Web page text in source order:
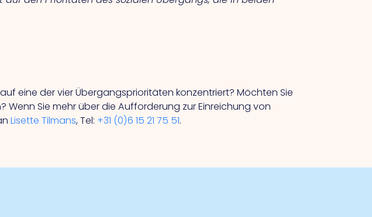
eine der vier Übergangsprioritäten konzentriert? Möchten Sie
Sie mehr über die Aufforderung zur Einreichung von
Lisette Tilmans, Tel: +31 (0)6 15 21 75 51.